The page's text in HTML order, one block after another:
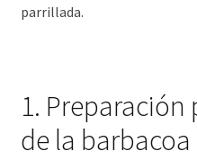
parrillada.
1. Preparación
de la barbacoa